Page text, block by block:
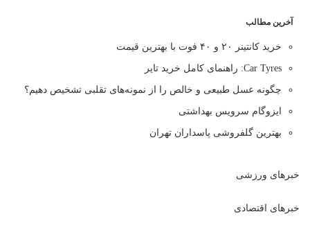
آخرین مطالب
خرید کانتینر ۲۰ و ۴۰ فوت با بهترین قیمت
Car Tyres: راهنمای کامل خرید تایر
چگونه عسل طبیعی و خالص را از نمونه‌های تقلبی تشخیص دهیم؟
ایزوگام سرویس بهداشتی
بهترین گلفروشی پاسداران تهران
خبرهای ورزشی
خبرهای اقتصادی